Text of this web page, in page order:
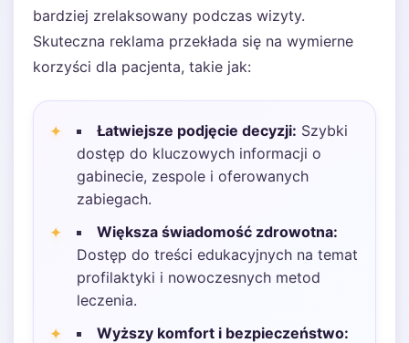
bardziej zrelaksowany podczas wizyty.
Skuteczna reklama przekłada się na wymierne
korzyści dla pacjenta, takie jak:
Łatwiejsze podjęcie decyzji: Szybki
dostęp do kluczowych informacji o
gabinecie, zespole i oferowanych
zabiegach.
Większa świadomość zdrowotna:
Dostęp do treści edukacyjnych na temat
profilaktyki i nowoczesnych metod
leczenia.
Wyższy komfort i bezpieczeństwo: